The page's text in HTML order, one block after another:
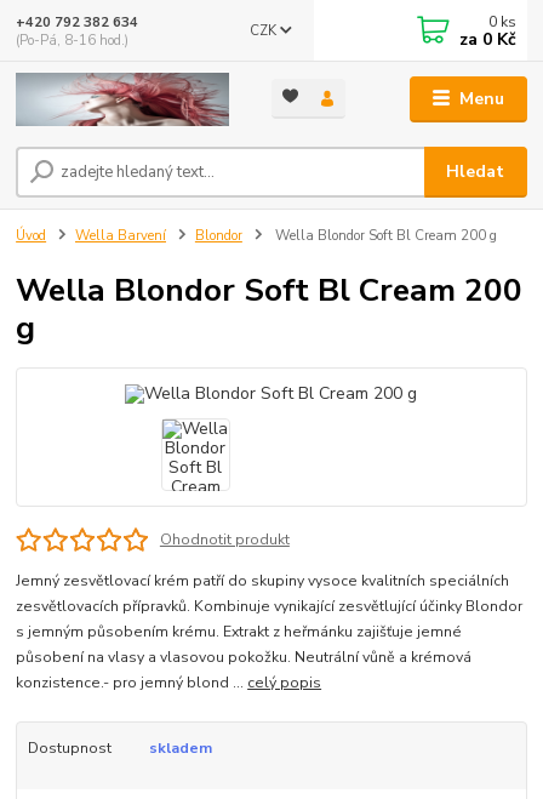
Menu
CZK
Hledat
+420 792 382 634
(Po-Pá, 8-16 hod.)
0 ks
za 0 Kč
Úvod Wella Barvení Blondor Wella Blondor Soft Bl Cream 200 g
Wella Blondor Soft Bl Cream 200
g
Ohodnotit produkt
Jemný zesvětlovací krém patří do skupiny vysoce kvalitních speciálních
zesvětlovacích přípravků. Kombinuje vynikající zesvětlující účinky Blondor
s jemným působením krému. Extrakt z heřmánku zajišťuje jemné
působení na vlasy a vlasovou pokožku. Neutrální vůně a krémová
konzistence.- pro jemný blond ... celý popis
Dostupnost skladem